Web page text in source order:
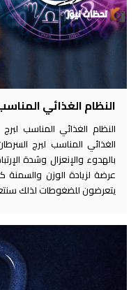
النظام الغذائي المناسب
النظام الغذائي المناسب
الغذائي المناسب لبرج
بالهدوء والإنعزال وشدة
عرضة لزيادة الوزن والسمنة
يتعرضون للضغوطات لذلك